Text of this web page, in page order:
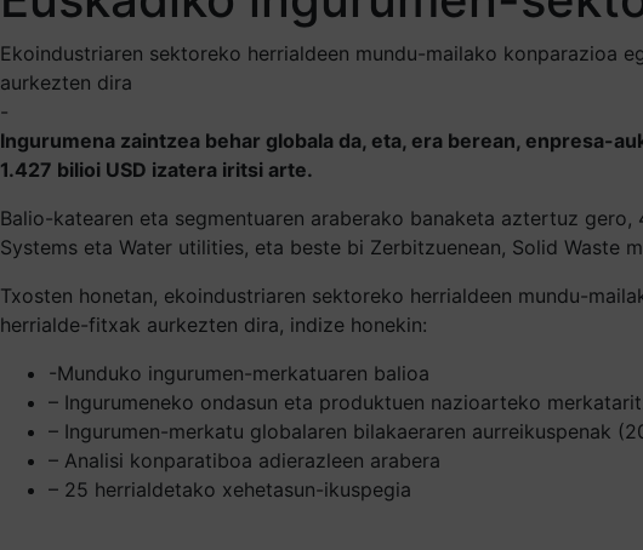
Ekoindustriaren sektoreko herrialdeen mundu-mailako konparazioa
aurkezten dira
-
Ingurumena zaintzea behar globala da, eta, era berean, enpresa-
1.427 bilioi USD izatera iritsi arte.
Balio-katearen eta segmentuaren araberako banaketa aztertuz
Systems eta Water utilities, eta beste bi Zerbitzuenean, Solid Waste
Txosten honetan, ekoindustriaren sektoreko herrialdeen mundu-
herrialde-fitxak aurkezten dira, indize honekin:
-Munduko ingurumen-merkatuaren balioa
– Ingurumeneko ondasun eta produktuen nazioarteko
– Ingurumen-merkatu globalaren bilakaeraren aurreikuspenak
– Analisi konparatiboa adierazleen arabera
– 25 herrialdetako xehetasun-ikuspegia